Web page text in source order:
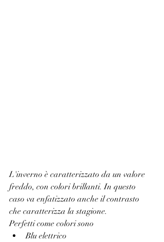
L'inverno è caratterizzato da un valore
freddo, con colori brillanti. In questo
caso va enfatizzato anche il contrasto
che caratterizza la stagione.
Perfetti come colori sono
Blu elettrico